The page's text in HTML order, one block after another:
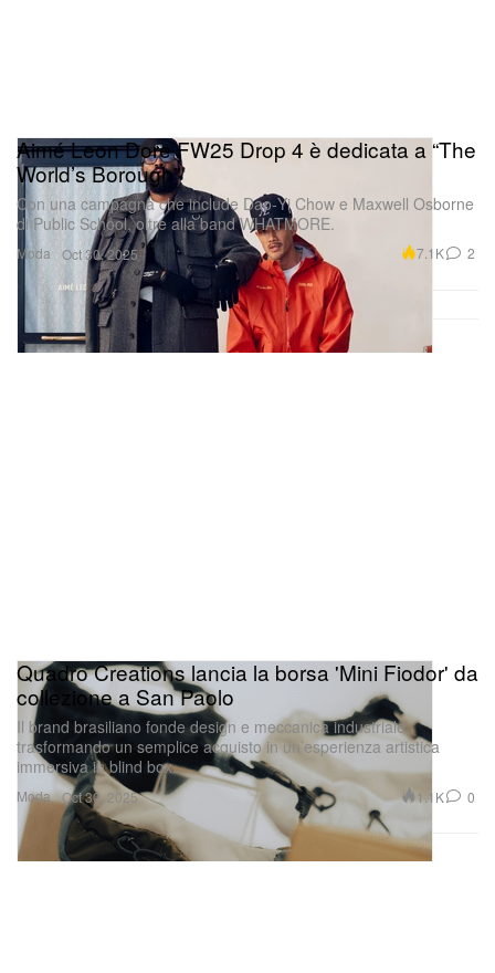
Moda
Aimé Leon Dore FW25 Drop 4 è dedicata a “The
World’s Borough”
Con una campagna che include Dao‑Yi Chow e Maxwell Osborne
di Public School, oltre alla band WHATMORE.
Oct 30, 2025 7.1K 2
Moda
Quadro Creations lancia la borsa 'Mini Fiodor' da
collezione a San Paolo
Il brand brasiliano fonde design e meccanica industriale,
trasformando un semplice acquisto in un’esperienza artistica
immersiva in blind box.
Oct 30, 2025 1.1K 0